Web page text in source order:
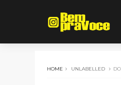
HOME UNLABELLED